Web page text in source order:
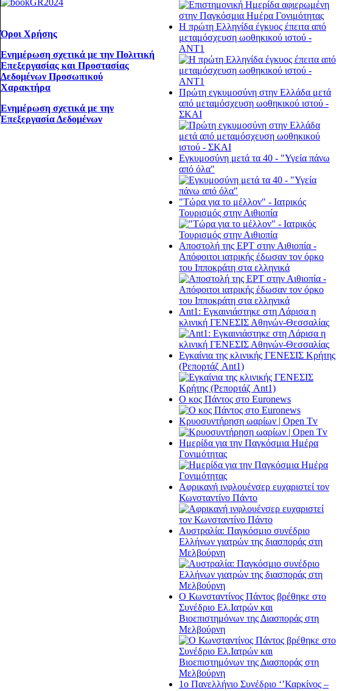
Η πρώτη Ελληνίδα έγκυος έπειτα από
μεταμόσχευση ωοθηκικού ιστού -
ΑΝΤ1
Πρώτη εγκυμοσύνη στην Ελλάδα μετά
από μεταμόσχευση ωοθηκικού ιστού -
ΣΚΑΙ
Εγκυμοσύνη μετά τα 40 - "Υγεία πάνω
από όλα"
"Τώρα για το μέλλον" - Ιατρικός
Τουρισμός στην Αιθιοπία
Αποστολή της ΕΡΤ στην Αιθιοπία -
Απόφοιτοι ιατρικής έδωσαν τον όρκο
του Ιπποκράτη στα ελληνικά
Ant1: Εγκαινιάστηκε στη Λάρισα η
κλινική ΓΕΝΕΣΙΣ Αθηνών-Θεσσαλίας
Εγκαίνια της κλινικής ΓΕΝΕΣΙΣ Κρήτης
(Ρεπορτάζ Ant1)
Ο κος Πάντος στο Euronews
Κρυοσυντήρηση ωαρίων | Open Tv
Ημερίδα για την Παγκόσμια Ημέρα
Γονιμότητας
Αφρικανή ινφλουένσερ ευχαριστεί τον
Κωνσταντίνο Πάντο
Αυστραλία: Παγκόσμιο συνέδριο
Ελλήνων γιατρών της διασποράς στη
Μελβούρνη
Ο Κωνσταντίνος Πάντος βρέθηκε στο
Συνέδριο Ελ.Iατρών και
Βιοεπιστημόνων της Διασποράς στη
Μελβούρνη
1ο Πανελλήνιο Συνέδριο ‘’Καρκίνος –
Όροι Χρήσης
Ενημέρωση σχετικά με την Πολιτική
Επεξεργασίας και Προστασίας
Δεδομένων Προσωπικού
Χαρακτήρα
Ενημέρωση σχετικά με την
Επεξεργασία Δεδομένων